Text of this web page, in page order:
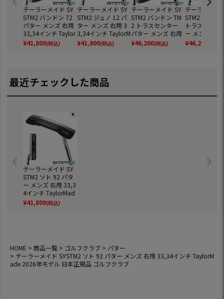
テーラーメイド SY
STM2 バンドン 72
パター メンズ 右用
33,34インチ Taylor
Made 2026年モデ
ル 日本正規品 ゴル
¥41,800(税込)
テーラーメイド SY
STM2 ジュノ 12 パ
ター メンズ 右用 3
3,34インチ TaylorM
ade 2026年モデル
日本正規品 ゴルフ
¥41,800(税込)
テーラーメイド SY
STM2 バンドン TM
2 トラスセンター
パター メンズ 右用
33,34インチ Taylor
Made 2026年モデ
¥46,200(税込)
テーラーメイ
STM2 ジュノ
トラスヒール
ー メンズ 右
4インチ
e 2026年モデ
¥46,200
最近チェックした商品
テーラーメイド SY
STM2 ソト 92 パタ
ー メンズ 右用 33,3
4インチ TaylorMad
e 2026年モデル 日
本正規品 ゴルフク
¥41,800(税込)
HOME 商品一覧 ゴルフクラブ
パター
テーラーメイド SYSTM2 ソト 92 パター メンズ 右用 33,34インチ TaylorM
ade 2026年モデル 日本正規品 ゴルフクラブ